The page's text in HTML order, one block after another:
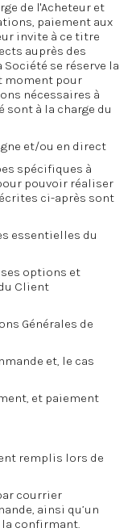
de l'Acheteur et
paiement aux
invite à ce titre
auprès des
se réserve la
moment pour
nécessaires à
sont à la charge du
et/ou en direct
spécifiques à
pouvoir réaliser
ci-après sont
essentielles du
options et
Client
Générales de
et, le cas
et paiement
remplis lors de
courrier
ainsi qu’un
la confirmant.